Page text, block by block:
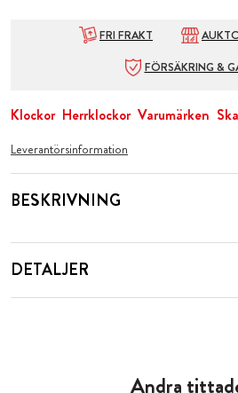
FRI FRAKT
FÖRSÄKRING &
Klockor Herrklockor Varumärken
Leverantörsinformation
BESKRIVNING
DETALJER
Andra